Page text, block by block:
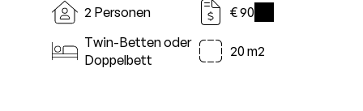
2 Personen
€ 90
Twin-Betten oder
Doppelbett
20 m2